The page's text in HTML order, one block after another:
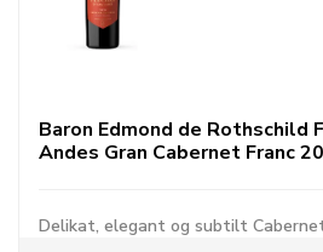
Baron Edmond de Rothschild
Andes Gran Cabernet Franc
Delikat, elegant og subtilt